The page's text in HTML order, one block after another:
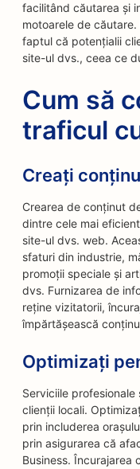
facilitând căutarea și
motoarele de
faptul că potențialii
site-ul dvs., ceea ce
Cum să
traficul
Creați
Crearea de conținut
dintre cele mai
site-ul dvs. web.
sfaturi din industrie,
promoții speciale și
dvs. Furnizarea de
reține vizitatorii,
împărtășească
Optimizați
Serviciile
clienții locali.
prin includerea
prin asigurarea că
Business. Încurajarea